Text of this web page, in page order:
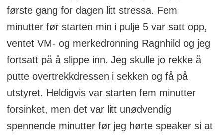
første gang for dagen litt stressa. Fem
minutter før starten min i pulje 5 var satt opp,
ventet VM- og merkedronning Ragnhild og jeg
fortsatt på å slippe inn. Jeg skulle jo rekke å
putte overtrekkdressen i sekken og få på
utstyret. Heldigvis var starten fem minutter
forsinket, men det var litt unødvendig
spennende minutter før jeg hørte speaker si at